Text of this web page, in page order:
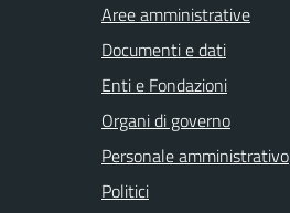
Aree amministrative
Documenti e dati
Enti e Fondazioni
Organi di governo
Personale amministrativo
Politici